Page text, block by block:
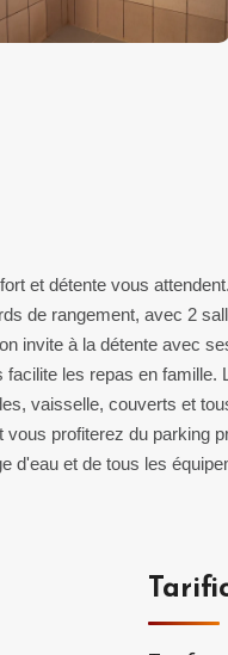
et détente vous
de rangement, avec 2
invite à la détente avec
les repas en famille.
vaisselle, couverts et
profiterez du parking
d'eau et de tous les